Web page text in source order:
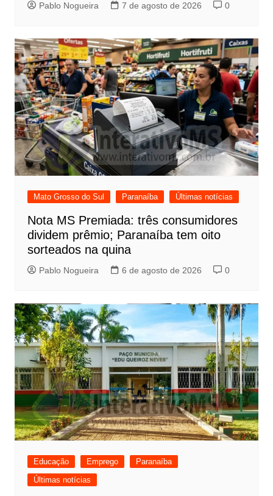
Pablo Nogueira 7 de agosto de 2026 0
Mato Grosso do Sul Paranaíba Últimas notícias
Nota MS Premiada: três consumidores
dividem prêmio; Paranaíba tem oito
sorteados na quina
Pablo Nogueira 6 de agosto de 2026 0
Educação Emprego
Paranaíba
Últimas notícias